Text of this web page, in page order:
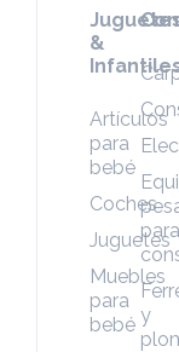
&
Artículos
para
bebé
Coches
Juguetes
Muebles
para
bebé
para
y